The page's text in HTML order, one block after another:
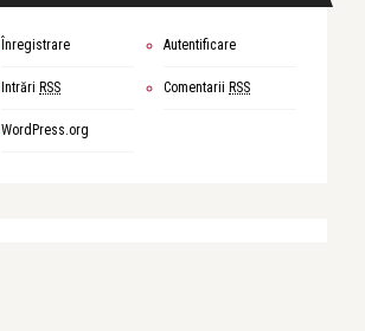
Înregistrare Autentificare
Intrări RSS Comentarii RSS
WordPress.org